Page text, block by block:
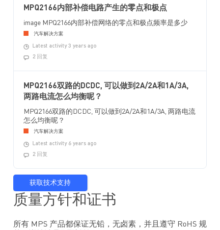
MPQ2166内部补偿电路产生的零点和极点
image MPQ2166内部补偿网络的零点和极点频率是多少
汽车解决方案
Latest activity 3 years ago
2 回复
MPQ2166双路的DCDC, 可以做到2A/2A和1A/3A,
两路电流怎么均衡呢？
MPQ2166双路的DCDC, 可以做到2A/2A和1A/3A, 两路电流
怎么均衡呢？
汽车解决方案
Latest activity 6 years ago
2 回复
获取技术支持
质量方针和证书
所有 MPS 产品都保证无铅，无卤素，并且遵守 RoHS 规